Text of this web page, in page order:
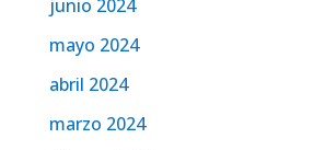
junio 2024
mayo 2024
abril 2024
marzo 2024